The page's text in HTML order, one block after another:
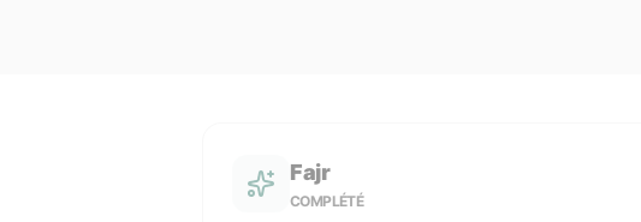
Fajr
COMPLÉTÉ